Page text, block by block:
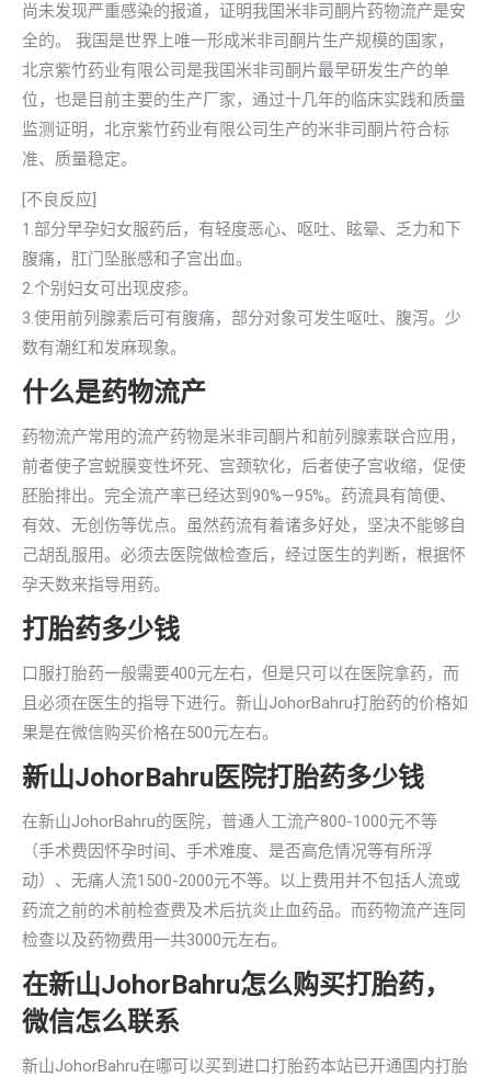
尚未发现严重感染的报道，证明我国米非司酮片药物流产是安
全的。 我国是世界上唯一形成米非司酮片生产规模的国家，
北京紫竹药业有限公司是我国米非司酮片最早研发生产的单
位，也是目前主要的生产厂家，通过十几年的临床实践和质量
监测证明，北京紫竹药业有限公司生产的米非司酮片符合标
准、质量稳定。
[不良反应]
1.部分早孕妇女服药后，有轻度恶心、呕吐、眩晕、乏力和下
腹痛，肛门坠胀感和子宫出血。
2.个别妇女可出现皮疹。
3.使用前列腺素后可有腹痛，部分对象可发生呕吐、腹泻。少
数有潮红和发麻现象。
什么是药物流产
药物流产常用的流产药物是米非司酮片和前列腺素联合应用，
前者使子宫蜕膜变性坏死、宫颈软化，后者使子宫收缩，促使
胚胎排出。完全流产率已经达到90%—95%。药流具有简便、
有效、无创伤等优点。虽然药流有着诸多好处，坚决不能够自
己胡乱服用。必须去医院做检查后，经过医生的判断，根据怀
孕天数来指导用药。
打胎药多少钱
口服打胎药一般需要400元左右，但是只可以在医院拿药，而
且必须在医生的指导下进行。新山JohorBahru打胎药的价格如
果是在微信购买价格在500元左右。
新山JohorBahru医院打胎药多少钱
在新山JohorBahru的医院，普通人工流产800-1000元不等
（手术费因怀孕时间、手术难度、是否高危情况等有所浮
动）、无痛人流1500-2000元不等。以上费用并不包括人流或
药流之前的术前检查费及术后抗炎止血药品。而药物流产连同
检查以及药物费用一共3000元左右。
在新山JohorBahru怎么购买打胎药，
微信怎么联系
新山JohorBahru在哪可以买到进口打胎药本站已开通国内打胎